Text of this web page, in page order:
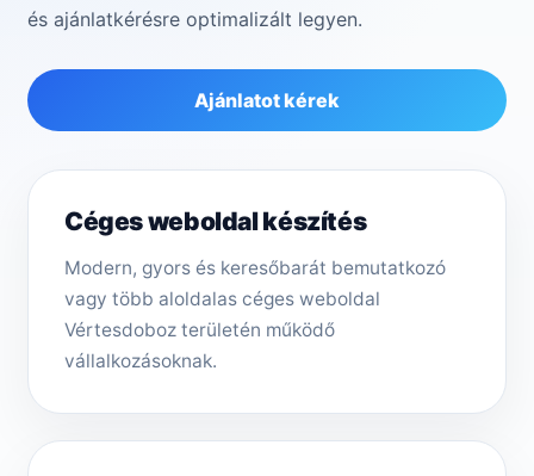
és ajánlatkérésre optimalizált legyen.
Ajánlatot kérek
Céges weboldal készítés
Modern, gyors és keresőbarát bemutatkozó
vagy több aloldalas céges weboldal
Vértesdoboz területén működő
vállalkozásoknak.